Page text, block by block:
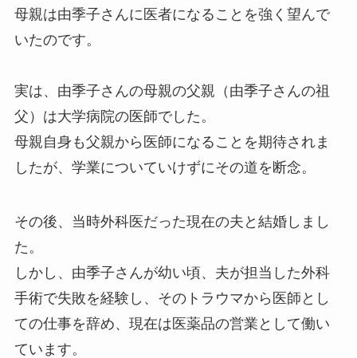
母親は由季子さんに医者になることを強く望んで
いたのです。
実は、由季子さんの母親の父親（由季子さんの祖
父）は大学病院の医師でした。
母親自身も父親から医師になることを期待されま
したが、学業についていけずにその道を断念。
その後、当時外科医だった現在の夫と結婚しまし
た。
しかし、由季子さんが幼い頃、夫が担当した外科
手術で失敗を経験し、そのトラウマから医師とし
ての仕事を辞め、現在は医薬品の営業として働い
ています。